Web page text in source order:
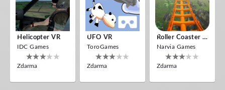
Helicopter VR
IDC Games
Zdarma
UFO VR
ToroGames
Zdarma
Roller Coaster VR
Narvia Games
Zdarma